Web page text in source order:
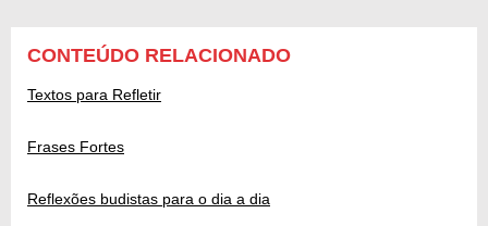
CONTEÚDO RELACIONADO
Textos para Refletir
Frases Fortes
Reflexões budistas para o dia a dia